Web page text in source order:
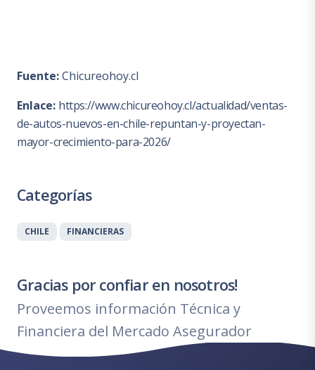
Fuente:Chicureohoy.cl
Enlace: https://www.chicureohoy.cl/actualidad/ventas-
de-autos-nuevos-en-chile-repuntan-y-proyectan-
mayor-crecimiento-para-2026/
Categorías
CHILE FINANCIERAS
Gracias por confiar en nosotros!
Proveemos información Técnica y
Financiera del Mercado Asegurador